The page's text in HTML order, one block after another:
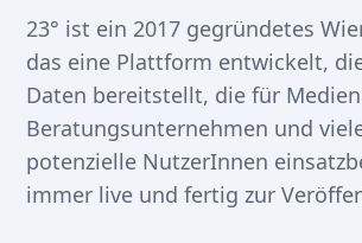
23° ist ein 2017 gegründetes
das eine Plattform entwickelt,
Daten bereitstellt, die für
Beratungsunternehmen und
potenzielle NutzerInnen
immer live und fertig zur